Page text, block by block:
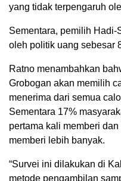
yang tidak terpengaruh
Sementara, pemilih Hadi-
oleh politik uang sebesar
Ratno menambahkan
Grobogan akan memilih
menerima dari semua
Sementara 17%
pertama kali memberi
memberi lebih banyak.
“Survei ini dilakukan di
metode pengambilan